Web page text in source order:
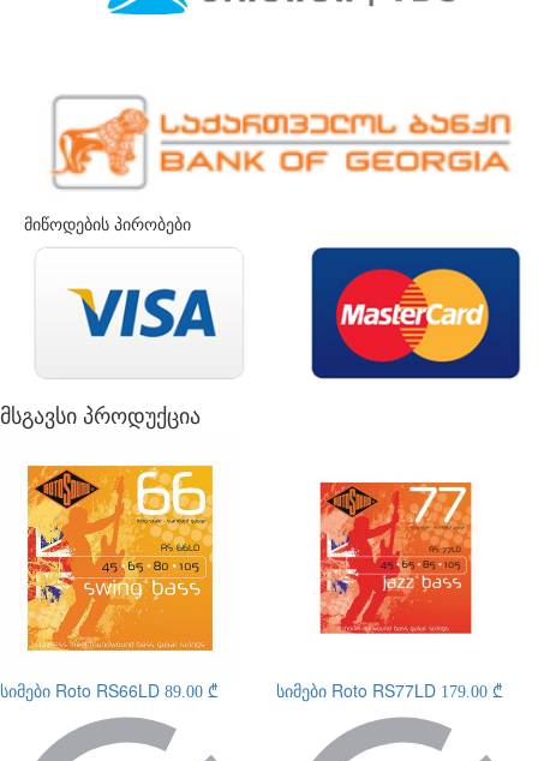
მიწოდების პირობები
მსგავსი პროდუქცია
სიმები Roto RS66LD 89.00 ₾ სიმები Roto RS77LD 179.00 ₾